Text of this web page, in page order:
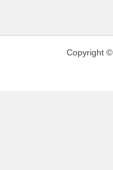
Copyright ©